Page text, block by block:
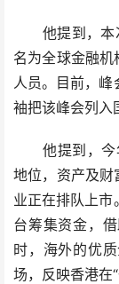
他提到，本
名为全球金融
人员。目前，峰
袖把该峰会列入
他提到，今
地位，资产及
业正在排队上市
台筹集资金，
时，海外的优
场，反映香港在